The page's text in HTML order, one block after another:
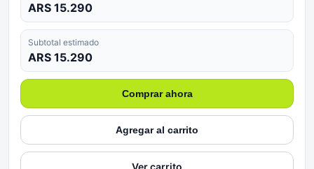
ARS 15.290
Subtotal estimado
ARS 15.290
Comprar ahora
Agregar al carrito
Ver carrito